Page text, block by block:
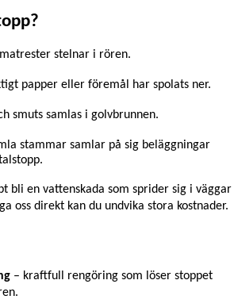
stelnar i rören.
papper eller föremål har spolats ner.
smuts samlas i golvbrunnen.
stammar samlar på sig beläggningar
bli en vattenskada som sprider sig i väggar
oss direkt kan du undvika stora kostnader.
– kraftfull rengöring som löser stoppet